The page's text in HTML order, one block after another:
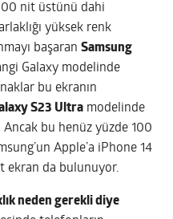
nit üstünü dahi
yüksek renk
başaranSamsung
Galaxy modelinde
bu ekranın
S23 Ultra modelinde
bu henüz yüzde 100
Apple’a iPhone 14
ekran da bulunuyor.
neden gerekli diye